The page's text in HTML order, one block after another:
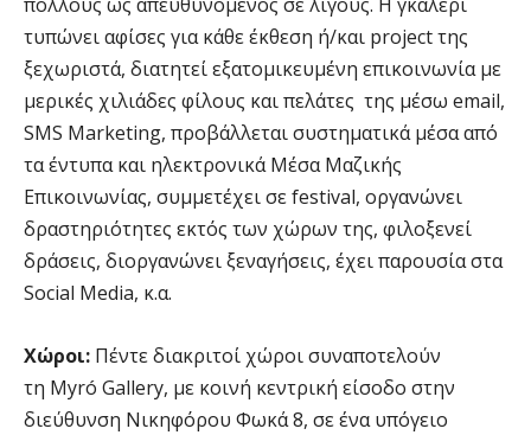
τυπώνει αφίσες για κάθε έκθεση ή/και project της
ξεχωριστά, διατητεί εξατομικευμένη επικοινωνία με
μερικές χιλιάδες φίλους και πελάτες της μέσω email,
SMS Marketing, προβάλλεται συστηματικά μέσα από
τα έντυπα και ηλεκτρονικά Μέσα Μαζικής
Επικοινωνίας, συμμετέχει σε festival, οργανώνει
δραστηριότητες εκτός των χώρων της, φιλοξενεί
δράσεις, διοργανώνει ξεναγήσεις, έχει παρουσία στα
Social Media, κ.α.
Χώροι: Πέντε διακριτοί χώροι συναποτελούν
τη Myró Gallery, με κοινή κεντρική είσοδο στην
διεύθυνση Νικηφόρου Φωκά 8, σε ένα υπόγειο